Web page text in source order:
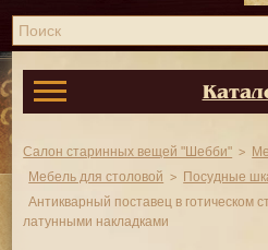
Салон старинных вещей "Шебби"
Мебель для столовой
Посудные
Антикварный поставец в готическом
латунными накладками